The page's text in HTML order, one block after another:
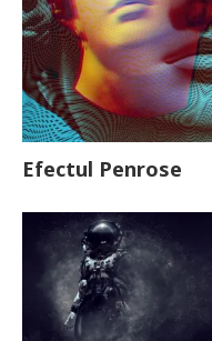
Efectul Penrose